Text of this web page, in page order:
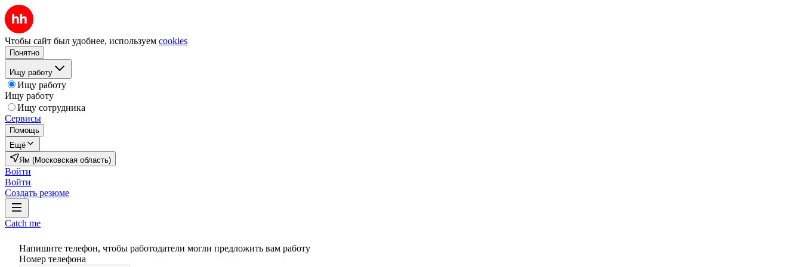
Чтобы сайт был удобнее, используем cookies
Понятно
Ищу работу
Ищу работу
Ищу работу
Ищу сотрудника
Сервисы
Помощь
Ещё
Ям (Московская область)
Войти
Войти
Создать резюме
Catch me
Напишите телефон, чтобы работодатели могли предложить вам работу
Номер телефона